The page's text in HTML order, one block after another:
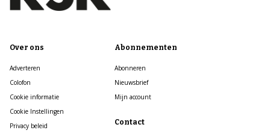
Over ons
Adverteren
Colofon
Cookie informatie
Cookie Instellingen
Privacy beleid
Abonnementen
Abonneren
Nieuwsbrief
Mijn account
Contact